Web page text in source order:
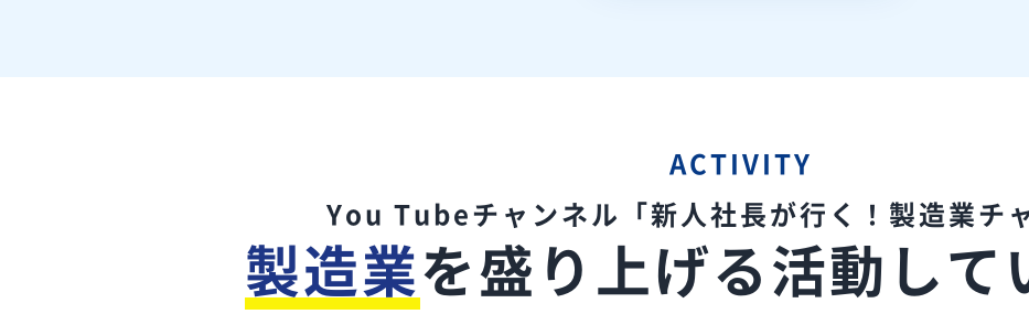
ACTIVITY
You Tubeチャンネル 「新人社長が行く！製造業チ
製造業を盛り上げる活動して